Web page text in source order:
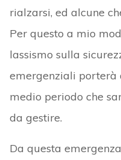
rialzarsi, ed alcune
Per questo a mio
lassismo sulla
emergenziali porterà
medio periodo che
da gestire.
Da questa